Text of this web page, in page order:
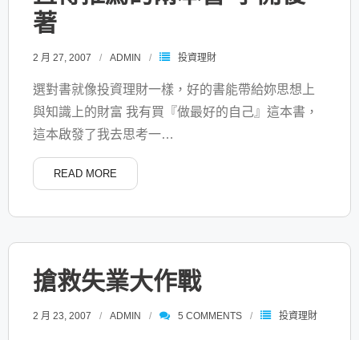
著
2 月 27, 2007 ADMIN 投資理財
選對書就像投資理財一樣，好的書能帶給妳思想上
與知識上的財富 我有買『做最好的自己』這本書，
這本啟發了我去思考一…
READ MORE
搶救失業大作戰
2 月 23, 2007 ADMIN 5 COMMENTS 投資理財